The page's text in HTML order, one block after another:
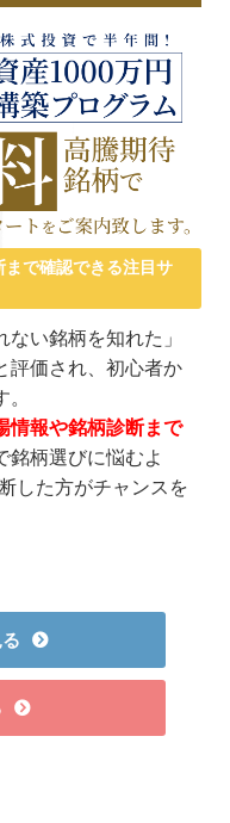
で確認できる注目サ
い銘柄を知れた」
評価され、初心者か
情報や銘柄診断まで
銘柄選びに悩むよ
した方がチャンスを